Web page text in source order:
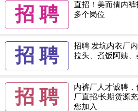
招 聘
直招！美而倩内
多个岗位
招 聘
招聘 发坑内衣厂
拉头、煮饭阿姨、
招 聘
内裤厂人才诚聘
厂直招/长期货源
您加入